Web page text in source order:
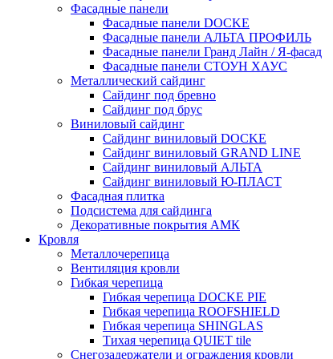
Фасадные панели
Фасадные панели DOCKE
Фасадные панели АЛЬТА ПРОФИЛЬ
Фасадные панели Гранд Лайн / Я-фасад
Фасадные панели СТОУН ХАУС
Металлический сайдинг
Сайдинг под бревно
Сайдинг под брус
Виниловый сайдинг
Сайдинг виниловый DOCKE
Сайдинг виниловый GRAND LINE
Сайдинг виниловый АЛЬТА
Сайдинг виниловый Ю-ПЛАСТ
Фасадная плитка
Подсистема для сайдинга
Декоративные покрытия АМК
Кровля
Металлочерепица
Вентиляция кровли
Гибкая черепица
Гибкая черепица DOCKE PIE
Гибкая черепица ROOFSHIELD
Гибкая черепица SHINGLAS
Тихая черепица QUIET tile
Снегозадержатели и ограждения кровли